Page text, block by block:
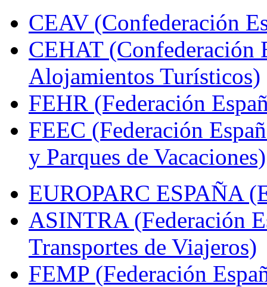
CEAV (Confederación
CEHAT (Confederación
Alojamientos Turísticos)
FEHR (Federación
FEEC (Federación
y Parques de Vacaciones)
EUROPARC ESPAÑA
ASINTRA (Federación
Transportes de Viajeros)
FEMP (Federación